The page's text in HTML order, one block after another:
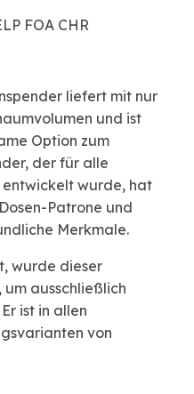
FOA CHR
liefert mit nur
und ist
Option zum
der für alle
wurde, hat
Patrone und
Merkmale.
wurde dieser
ausschließlich
ist in allen
von